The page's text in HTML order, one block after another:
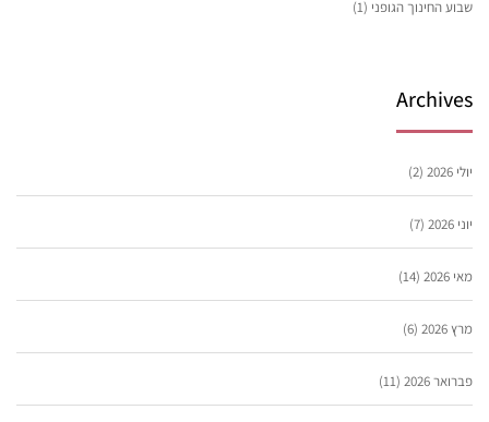
שבוע החינוך הגופני (1)
Archives
יולי 2026 (2)
יוני 2026 (7)
מאי 2026 (14)
מרץ 2026 (6)
פברואר 2026 (11)